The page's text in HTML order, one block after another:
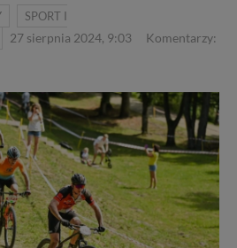
SPORT I
27 sierpnia 2024, 9:03
Komentarzy: